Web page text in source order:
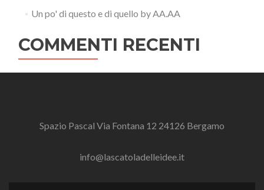
Un po' di questo e di quello by AA.AA
COMMENTI RECENTI
Spazio Pascal Via Fontana 12 24126 Bergamo
info@lascatoladelleidee.it